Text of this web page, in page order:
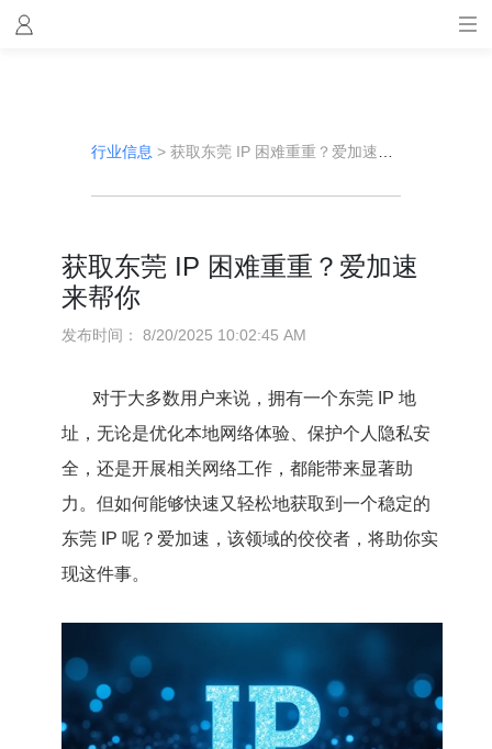
行业信息 > 获取东莞 IP 困难重重？爱加速来帮你
获取东莞 IP 困难重重？爱加速
来帮你
发布时间： 8/20/2025 10:02:45 AM
对于大多数用户来说，拥有一个东莞 IP 地
址，无论是优化本地网络体验、保护个人隐私安
全，还是开展相关网络工作，都能带来显著助
力。但如何能够快速又轻松地获取到一个稳定的
东莞 IP 呢？爱加速，该领域的佼佼者，将助你实
现这件事。